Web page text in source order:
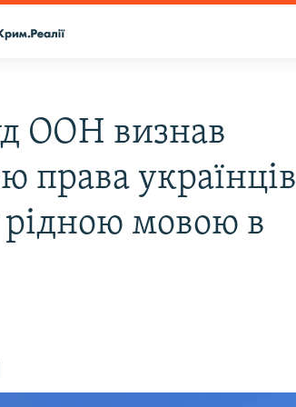
ООН визнав
права українців
рідною мовою в